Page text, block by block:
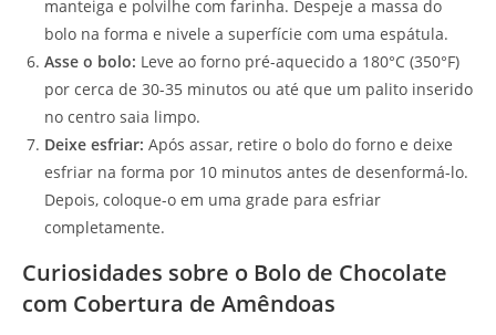
manteiga e polvilhe com farinha. Despeje a massa do
bolo na forma e nivele a superfície com uma espátula.
Asse o bolo: Leve ao forno pré-aquecido a 180°C (350°F)
por cerca de 30-35 minutos ou até que um palito inserido
no centro saia limpo.
Deixe esfriar: Após assar, retire o bolo do forno e deixe
esfriar na forma por 10 minutos antes de desenformá-lo.
Depois, coloque-o em uma grade para esfriar
completamente.
Curiosidades sobre o Bolo de Chocolate
com Cobertura de Amêndoas